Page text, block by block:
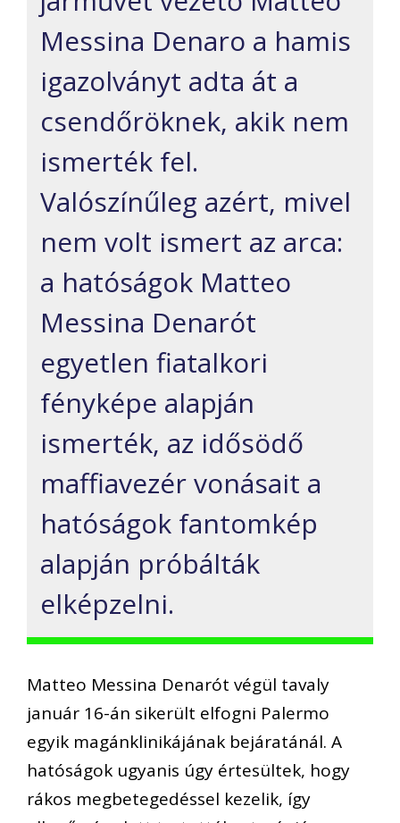
Messina Denaro a hamis
igazolványt adta át a
csendőröknek, akik nem
ismerték fel.
Valószínűleg azért, mivel
nem volt ismert az arca:
a hatóságok Matteo
Messina Denarót
egyetlen fiatalkori
fényképe alapján
ismerték, az idősödő
maffiavezér vonásait a
hatóságok fantomkép
alapján próbálták
elképzelni.
Matteo Messina Denarót végül tavaly
január 16-án sikerült elfogni Palermo
egyik magánklinikájának bejáratánál. A
hatóságok ugyanis úgy értesültek, hogy
rákos megbetegedéssel kezelik, így